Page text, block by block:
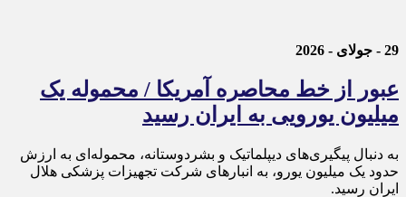
29 - جولای - 2026
عبور از خط محاصره آمریکا / محموله یک
میلیون یورویی به ایران رسید
به دنبال پیگیری‌های دیپلماتیک و بشردوستانه، محموله‌ای به ارزش
حدود یک میلیون یورو، به انبارهای شرکت تجهیزات پزشکی هلال
ایران رسید.